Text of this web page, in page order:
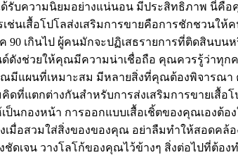
ได้รับความนิยมอย่างแน่นอน มีประสิทธิภาพ
ช่นเสื้อโปโลส่งเสริมการขายคือการชักชวน
เกินไป ผู้คนมักจะปฏิเสธรายการที่ติดสินบ
งช่วยให้คุณมีความน่าเชื่อถือ คุณควรรู้ว่าทุก
แผนที่เหมาะสม มีหลายสิ่งที่คุณต้องพิจารณา
ที่แตกต่างกันสำหรับการส่งเสริมการขายเสื้
กองหน้า การออกแบบเสื้อเชิ้ตของคุณเองต้อ
มื่อสวมใส่สิ่งของของคุณ อย่าลืมทำให้สอดค
เจน วางโลโก้ของคุณไว้ข้างๆ สิ่งต่อไปที่ต้อ